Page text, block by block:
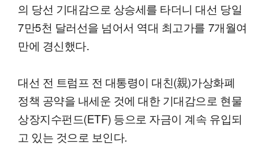
의 당선 기대감으로 상승세를 타더니 대선 당일
7만5천 달러선을 넘어서 역대 최고가를 7개월여
만에 경신했다.
대선 전 트럼프 전 대통령이 대친(親)가상화폐
정책 공약을 내세운 것에 대한 기대감으로 현물
상장지수펀드(ETF) 등으로 자금이 계속 유입되
고 있는 것으로 보인다.